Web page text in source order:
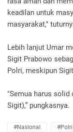
keadilan untuk
masyarakat,"
Lebih lanjut Umar
Sigit Prabowo
Polri, meskipun
"Semua harus solid
Sigit),” pungkasnya.
#Nasional #Polri